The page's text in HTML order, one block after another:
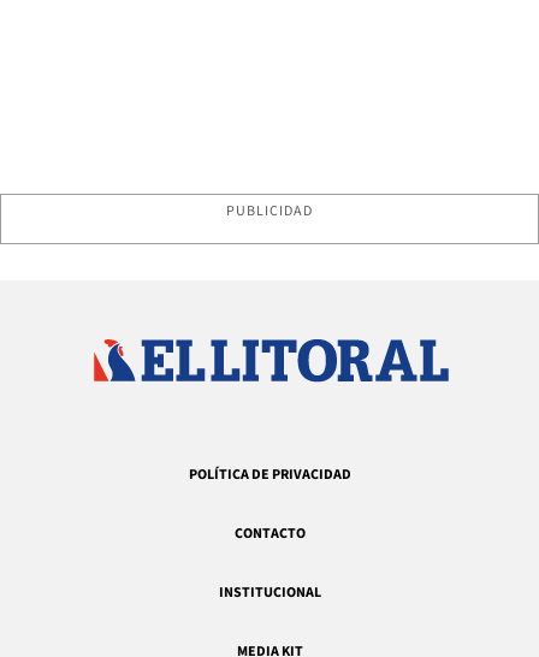
PUBLICIDAD
POLÍTICA DE PRIVACIDAD
CONTACTO
INSTITUCIONAL
MEDIA KIT